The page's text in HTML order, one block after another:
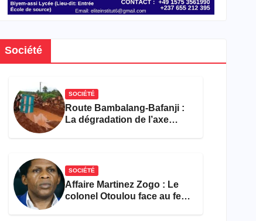
Société
SOCIÉTÉ
Route Bambalang-Bafanji :
La dégradation de l’axe
SOCIÉTÉ
Affaire Martinez Zogo : Le
colonel Otoulou face au feu